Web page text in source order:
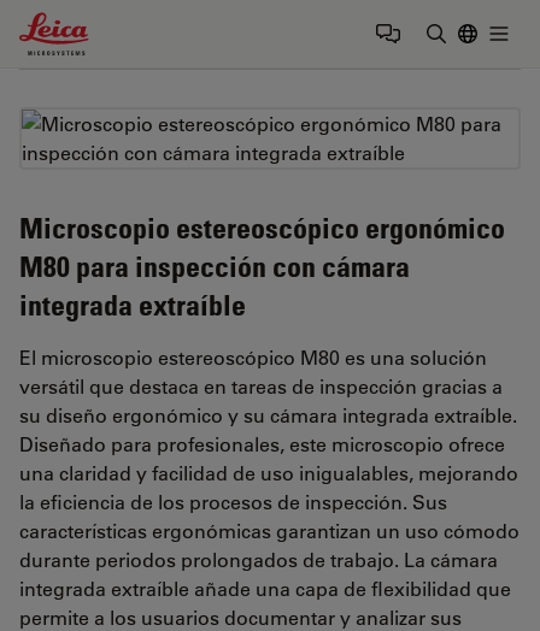
Leica Microsystems Logo
Microscopio estereoscópico ergonómico
M80 para inspección con cámara
integrada extraíble
El microscopio estereoscópico M80 es una solución
versátil que destaca en tareas de inspección gracias a
su diseño ergonómico y su cámara integrada extraíble.
Diseñado para profesionales, este microscopio ofrece
una claridad y facilidad de uso inigualables, mejorando
la eficiencia de los procesos de inspección. Sus
características ergonómicas garantizan un uso cómodo
durante periodos prolongados de trabajo. La cámara
integrada extraíble añade una capa de flexibilidad que
permite a los usuarios documentar y analizar sus